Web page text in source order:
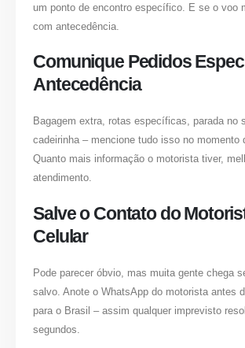
um ponto de encontro específico. E se o voo
com antecedência.
Comunique Pedidos
Antecedência
Bagagem extra, rotas específicas, parada no
cadeirinha – mencione tudo isso no momento
Quanto mais informação o motorista tiver,
atendimento.
Salve o Contato do
Celular
Pode parecer óbvio, mas muita gente chega
salvo. Anote o WhatsApp do motorista antes
para o Brasil – assim qualquer imprevisto
segundos.